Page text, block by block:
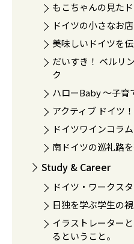
もこちゃんの見た
ドイツの小さなお
美味しいドイツを
だいすき！ ベルリ
ク
ハローBaby 〜子育
アクティブ ドイツ！
ドイツワインコラム
南ドイツの巡礼路を
Study & Career
ドイツ・ワークス
日独を学ぶ学生の
イラストレーター
るということ。